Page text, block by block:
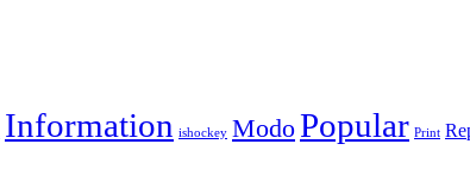
Information ishockey ModoPopular Print